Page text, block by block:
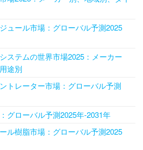
ュール市場：グローバル予測2025
ステムの世界市場2025：メーカー
途別
トレーター市場：グローバル予測
グローバル予測2025年-2031年
ル樹脂市場：グローバル予測2025